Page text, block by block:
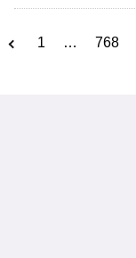
1 … 768